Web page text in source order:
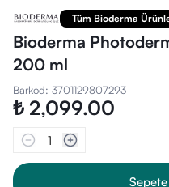
Tüm Bioderma
Bioderma
200 ml
Barkod: 3701129807293
₺ 2,099.00
1